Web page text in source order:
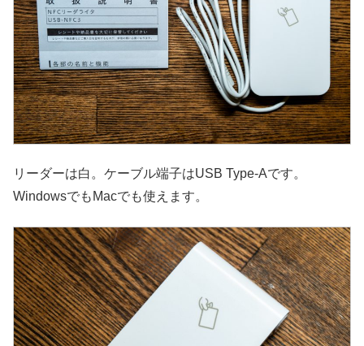
リーダーは白。ケーブル端子はUSB Type-Aです。
WindowsでもMacでも使えます。